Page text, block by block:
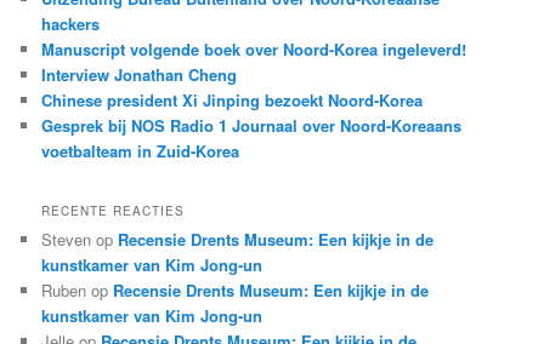
n
hackers
Manuscript volgende boek over Noord-Korea ingeleverd!
Interview Jonathan Cheng
Chinese president Xi Jinping bezoekt Noord-Korea
Gesprek bij NOS Radio 1 Journaal over Noord-Koreaans
voetbalteam in Zuid-Korea
RECENTE REACTIES
Steven op Recensie Drents Museum: Een kijkje in de
kunstkamer van Kim Jong-un
Ruben op Recensie Drents Museum: Een kijkje in de
kunstkamer van Kim Jong-un